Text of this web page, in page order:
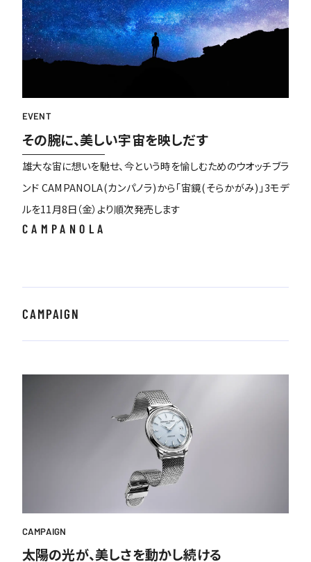
EVENT
その腕に、美しい宇宙を映しだす
雄大な宙に想いを馳せ、今という時を愉しむためのウオッチブラ
ンド CAMPANOLA(カンパノラ)から「宙鏡(そらかがみ)」3モデ
ルを11月8日（金）より順次発売します
CAMPANOLA
CAMPAIGN
CAMPAIGN
太陽の光が、美しさを動かし続ける